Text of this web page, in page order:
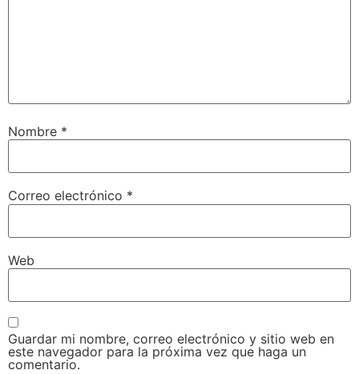
Nombre *
Correo electrónico *
Web
Guardar mi nombre, correo electrónico y sitio web en
este navegador para la próxima vez que haga un
comentario.